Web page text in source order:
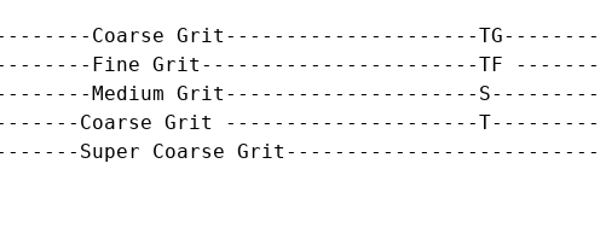
Coarse Grit---------------------
Fine Grit-----------------------TF
Medium Grit---------------------
Coarse Grit ---------------------
Super Coarse